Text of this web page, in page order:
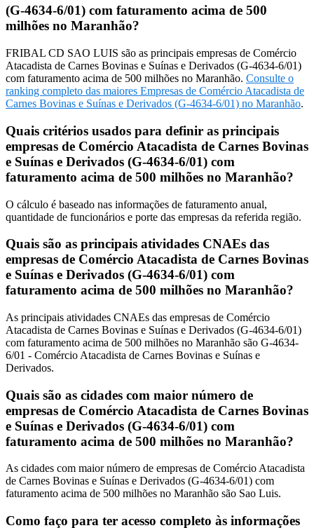
(G-4634-6/01) com faturamento acima de 500
milhões no Maranhão?
FRIBAL CD SAO LUIS são as principais empresas de Comércio
Atacadista de Carnes Bovinas e Suínas e Derivados (G-4634-6/01)
com faturamento acima de 500 milhões no Maranhão. Consulte o
ranking completo das maiores Empresas de Comércio Atacadista de
Carnes Bovinas e Suínas e Derivados (G-4634-6/01) no Maranhão.
Quais critérios usados para definir as principais
empresas de Comércio Atacadista de Carnes Bovinas
e Suínas e Derivados (G-4634-6/01) com
faturamento acima de 500 milhões no Maranhão?
O cálculo é baseado nas informações de faturamento anual,
quantidade de funcionários e porte das empresas da referida região.
Quais são as principais atividades CNAEs das
empresas de Comércio Atacadista de Carnes Bovinas
e Suínas e Derivados (G-4634-6/01) com
faturamento acima de 500 milhões no Maranhão?
As principais atividades CNAEs das empresas de Comércio
Atacadista de Carnes Bovinas e Suínas e Derivados (G-4634-6/01)
com faturamento acima de 500 milhões no Maranhão são G-4634-
6/01 - Comércio Atacadista de Carnes Bovinas e Suínas e
Derivados.
Quais são as cidades com maior número de
empresas de Comércio Atacadista de Carnes Bovinas
e Suínas e Derivados (G-4634-6/01) com
faturamento acima de 500 milhões no Maranhão?
As cidades com maior número de empresas de Comércio Atacadista
de Carnes Bovinas e Suínas e Derivados (G-4634-6/01) com
faturamento acima de 500 milhões no Maranhão são Sao Luis.
Como faço para ter acesso completo às informações